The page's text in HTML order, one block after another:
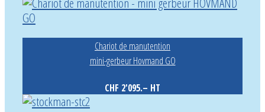
Chariot de manutention
mini-gerbeur Hovmand GO
CHF 2'095.– HT